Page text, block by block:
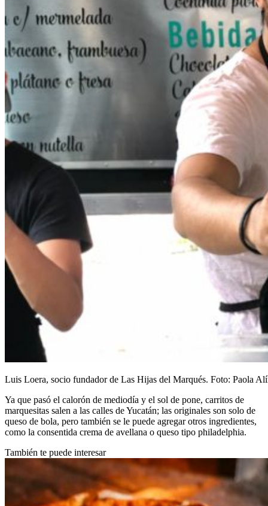
Luis Loera, socio fundador de Las Hijas del Marqués. Foto: Paola
Ya que pasó el calorón de mediodía y el sol de pone, carritos de
marquesitas salen a las calles de Yucatán; las originales son solo de
queso de bola, pero también se le puede agregar otros ingredientes,
como la consentida crema de avellana o queso tipo philadelphia.
También te puede interesar